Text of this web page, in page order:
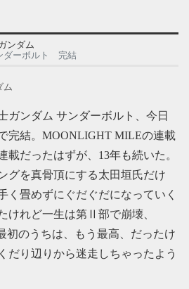
ンダム
ダーボルト 完結
ム
ガンダム サンダーボルト、今日
完結。MOONLIGHT MILEの連載
載だったはずが、13年も続いた。
グを真骨頂にする太田垣氏だけ
く畳めずにぐだぐだになっていく
けれど一生は第Ⅱ部で崩壊、
初のうちは、もう最高、だったけ
だり辺りから迷走しちゃったよう